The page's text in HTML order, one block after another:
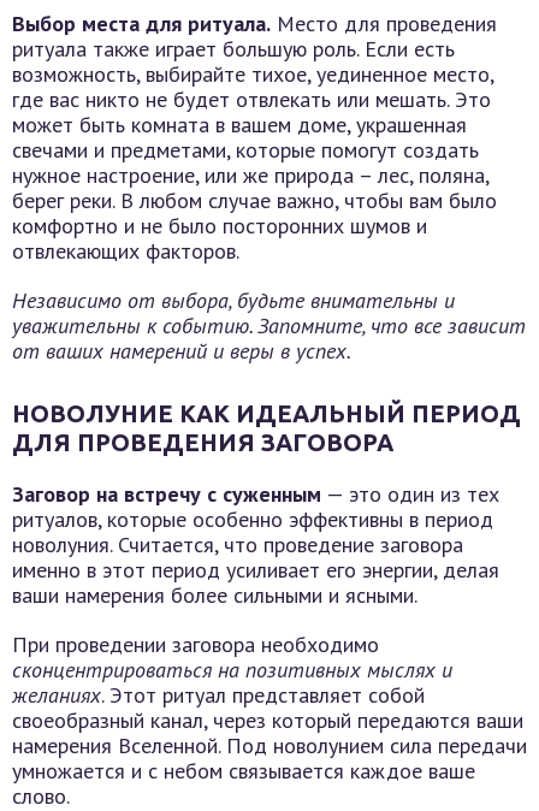
Выбор места для ритуала. Место для проведения
ритуала также играет большую роль. Если есть
возможность, выбирайте тихое, уединенное место,
где вас никто не будет отвлекать или мешать. Это
может быть комната в вашем доме, украшенная
свечами и предметами, которые помогут создать
нужное настроение, или же природа – лес, поляна,
берег реки. В любом случае важно, чтобы вам было
комфортно и не было посторонних шумов и
отвлекающих факторов.
Независимо от выбора, будьте внимательны и
уважительны к событию. Запомните, что все зависит
от ваших намерений и веры в успех.
НОВОЛУНИЕ КАК ИДЕАЛЬНЫЙ ПЕРИОД
ДЛЯ ПРОВЕДЕНИЯ ЗАГОВОРА
Заговор на встречу с суженным — это один из тех
ритуалов, которые особенно эффективны в период
новолуния. Считается, что проведение заговора
именно в этот период усиливает его энергии, делая
ваши намерения более сильными и ясными.
При проведении заговора необходимо
сконцентрироваться на позитивных мыслях и
желаниях. Этот ритуал представляет собой
своеобразный канал, через который передаются ваши
намерения Вселенной. Под новолунием сила передачи
умножается и с небом связывается каждое ваше
слово.